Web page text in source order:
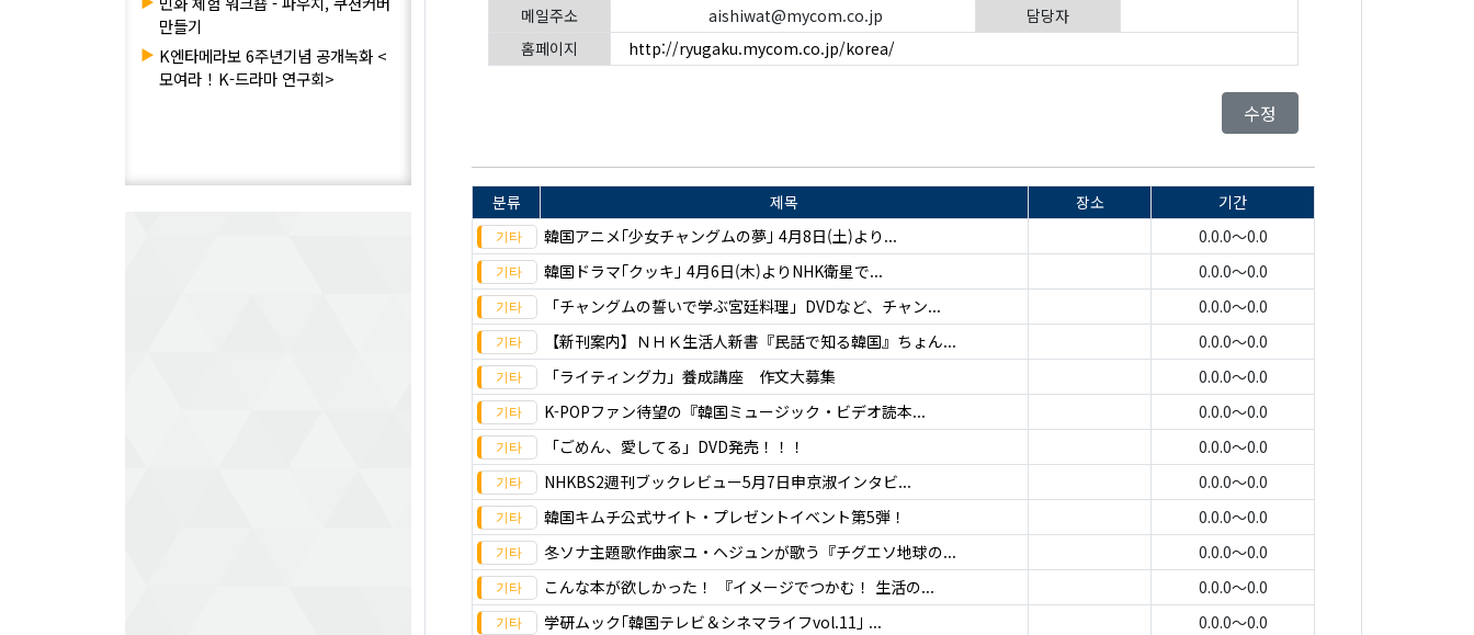
만들기
▶ K엔타메라보 6주년기념 공개녹화 <
모여라！K-드라마 연구회>
메일주소
aishiwat@mycom.co.jp
담당자
홈페이지
http://ryugaku.mycom.co.jp/korea/
수정
분류 제목 장소
기간
韓国アニメ｢少女チャングムの夢｣ 4月8日(土)より...
0.0.0～0.0
韓国ドラマ｢クッキ｣ 4月6日(木)よりNHK衛星で...
0.0.0～0.0
「チャングムの誓いで学ぶ宮廷料理」DVDなど、チャン...
0.0.0～0.0
【新刊案内】ＮＨＫ生活人新書『民話で知る韓国』ちょん...
0.0.0～0.0
「ライティング力」養成講座 作文大募集
0.0.0～0.0
K-POPファン待望の『韓国ミュージック・ビデオ読本...
0.0.0～0.0
「ごめん、愛してる」DVD発売！！！
0.0.0～0.0
NHKBS2週刊ブックレビュー5月7日申京淑インタビ...
0.0.0～0.0
韓国キムチ公式サイト・プレゼントイベント第5弾！
0.0.0～0.0
冬ソナ主題歌作曲家ユ・ヘジュンが歌う『チグエソ地球の...
0.0.0～0.0
こんな本が欲しかった！ 『イメージでつかむ！ 生活の...
0.0.0～0.0
学研ムック｢韓国テレビ＆シネマライフvol.11｣ ...
0.0.0～0.0